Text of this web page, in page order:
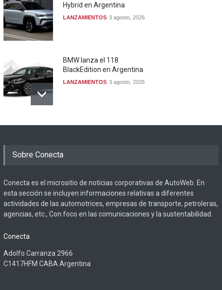
Hybrid en Argentina
LANZAMIENTOS 3 agosto, 2026
BMW lanza el 118
BlackEdition en Argentina
LANZAMIENTOS 3 agosto, 2026
Sobre Conecta
Conecta es el micrositio de noticias corporativas de AutoWeb. En
esta sección se incluyen informaciones relativas a diferentes
actividades de las automotrices, empresas de transporte, petroleras,
agencias, etc., Con foco en las comunicaciones y la sustentabilidad.
Conecta
Adolfo Carranza 2966
C1417HFM CABA Argentina